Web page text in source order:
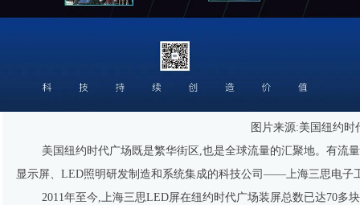
图片来源:美国纽约时
美国纽约时代广场既是繁华街区,也是全球流量的汇聚地。有流
显示屏、LED照明研发制造和系统集成的科技公司——上海三思电子
2011年至今,上海三思LED屏在纽约时代广场装屏总数已达70多